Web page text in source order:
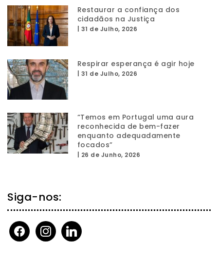
Restaurar a confiança dos
cidadãos na Justiça
31 de Julho, 2026
Respirar esperança é agir hoje
31 de Julho, 2026
“Temos em Portugal uma aura
reconhecida de bem-fazer
enquanto adequadamente
focados”
26 de Junho, 2026
Siga-nos:
facebookinstagramlinkedin